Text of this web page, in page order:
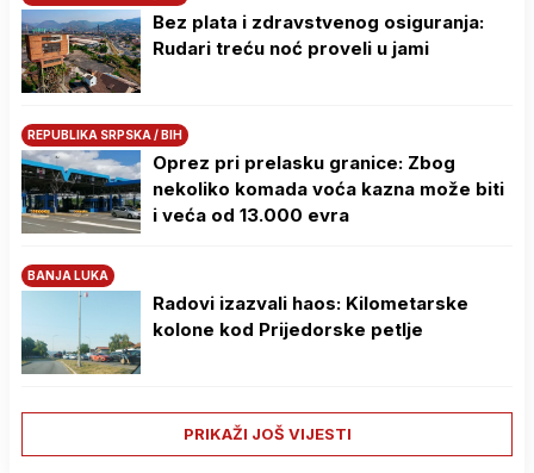
Bez plata i zdravstvenog osiguranja:
Rudari treću noć proveli u jami
REPUBLIKA SRPSKA / BIH
Oprez pri prelasku granice: Zbog
nekoliko komada voća kazna može biti
i veća od 13.000 evra
BANJA LUKA
Radovi izazvali haos: Kilometarske
kolone kod Prijedorske petlje
PRIKAŽI JOŠ VIJESTI